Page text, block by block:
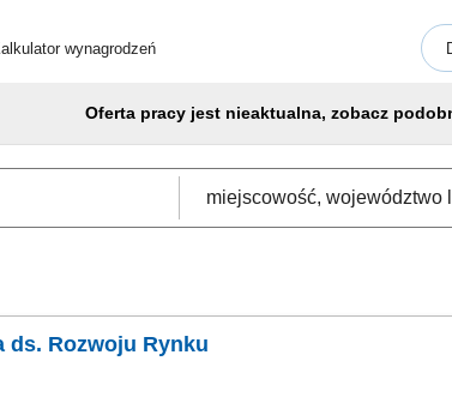
wynagrodzeń
Oferta pracy jest nieaktualna, zobacz
ds. Rozwoju Rynku